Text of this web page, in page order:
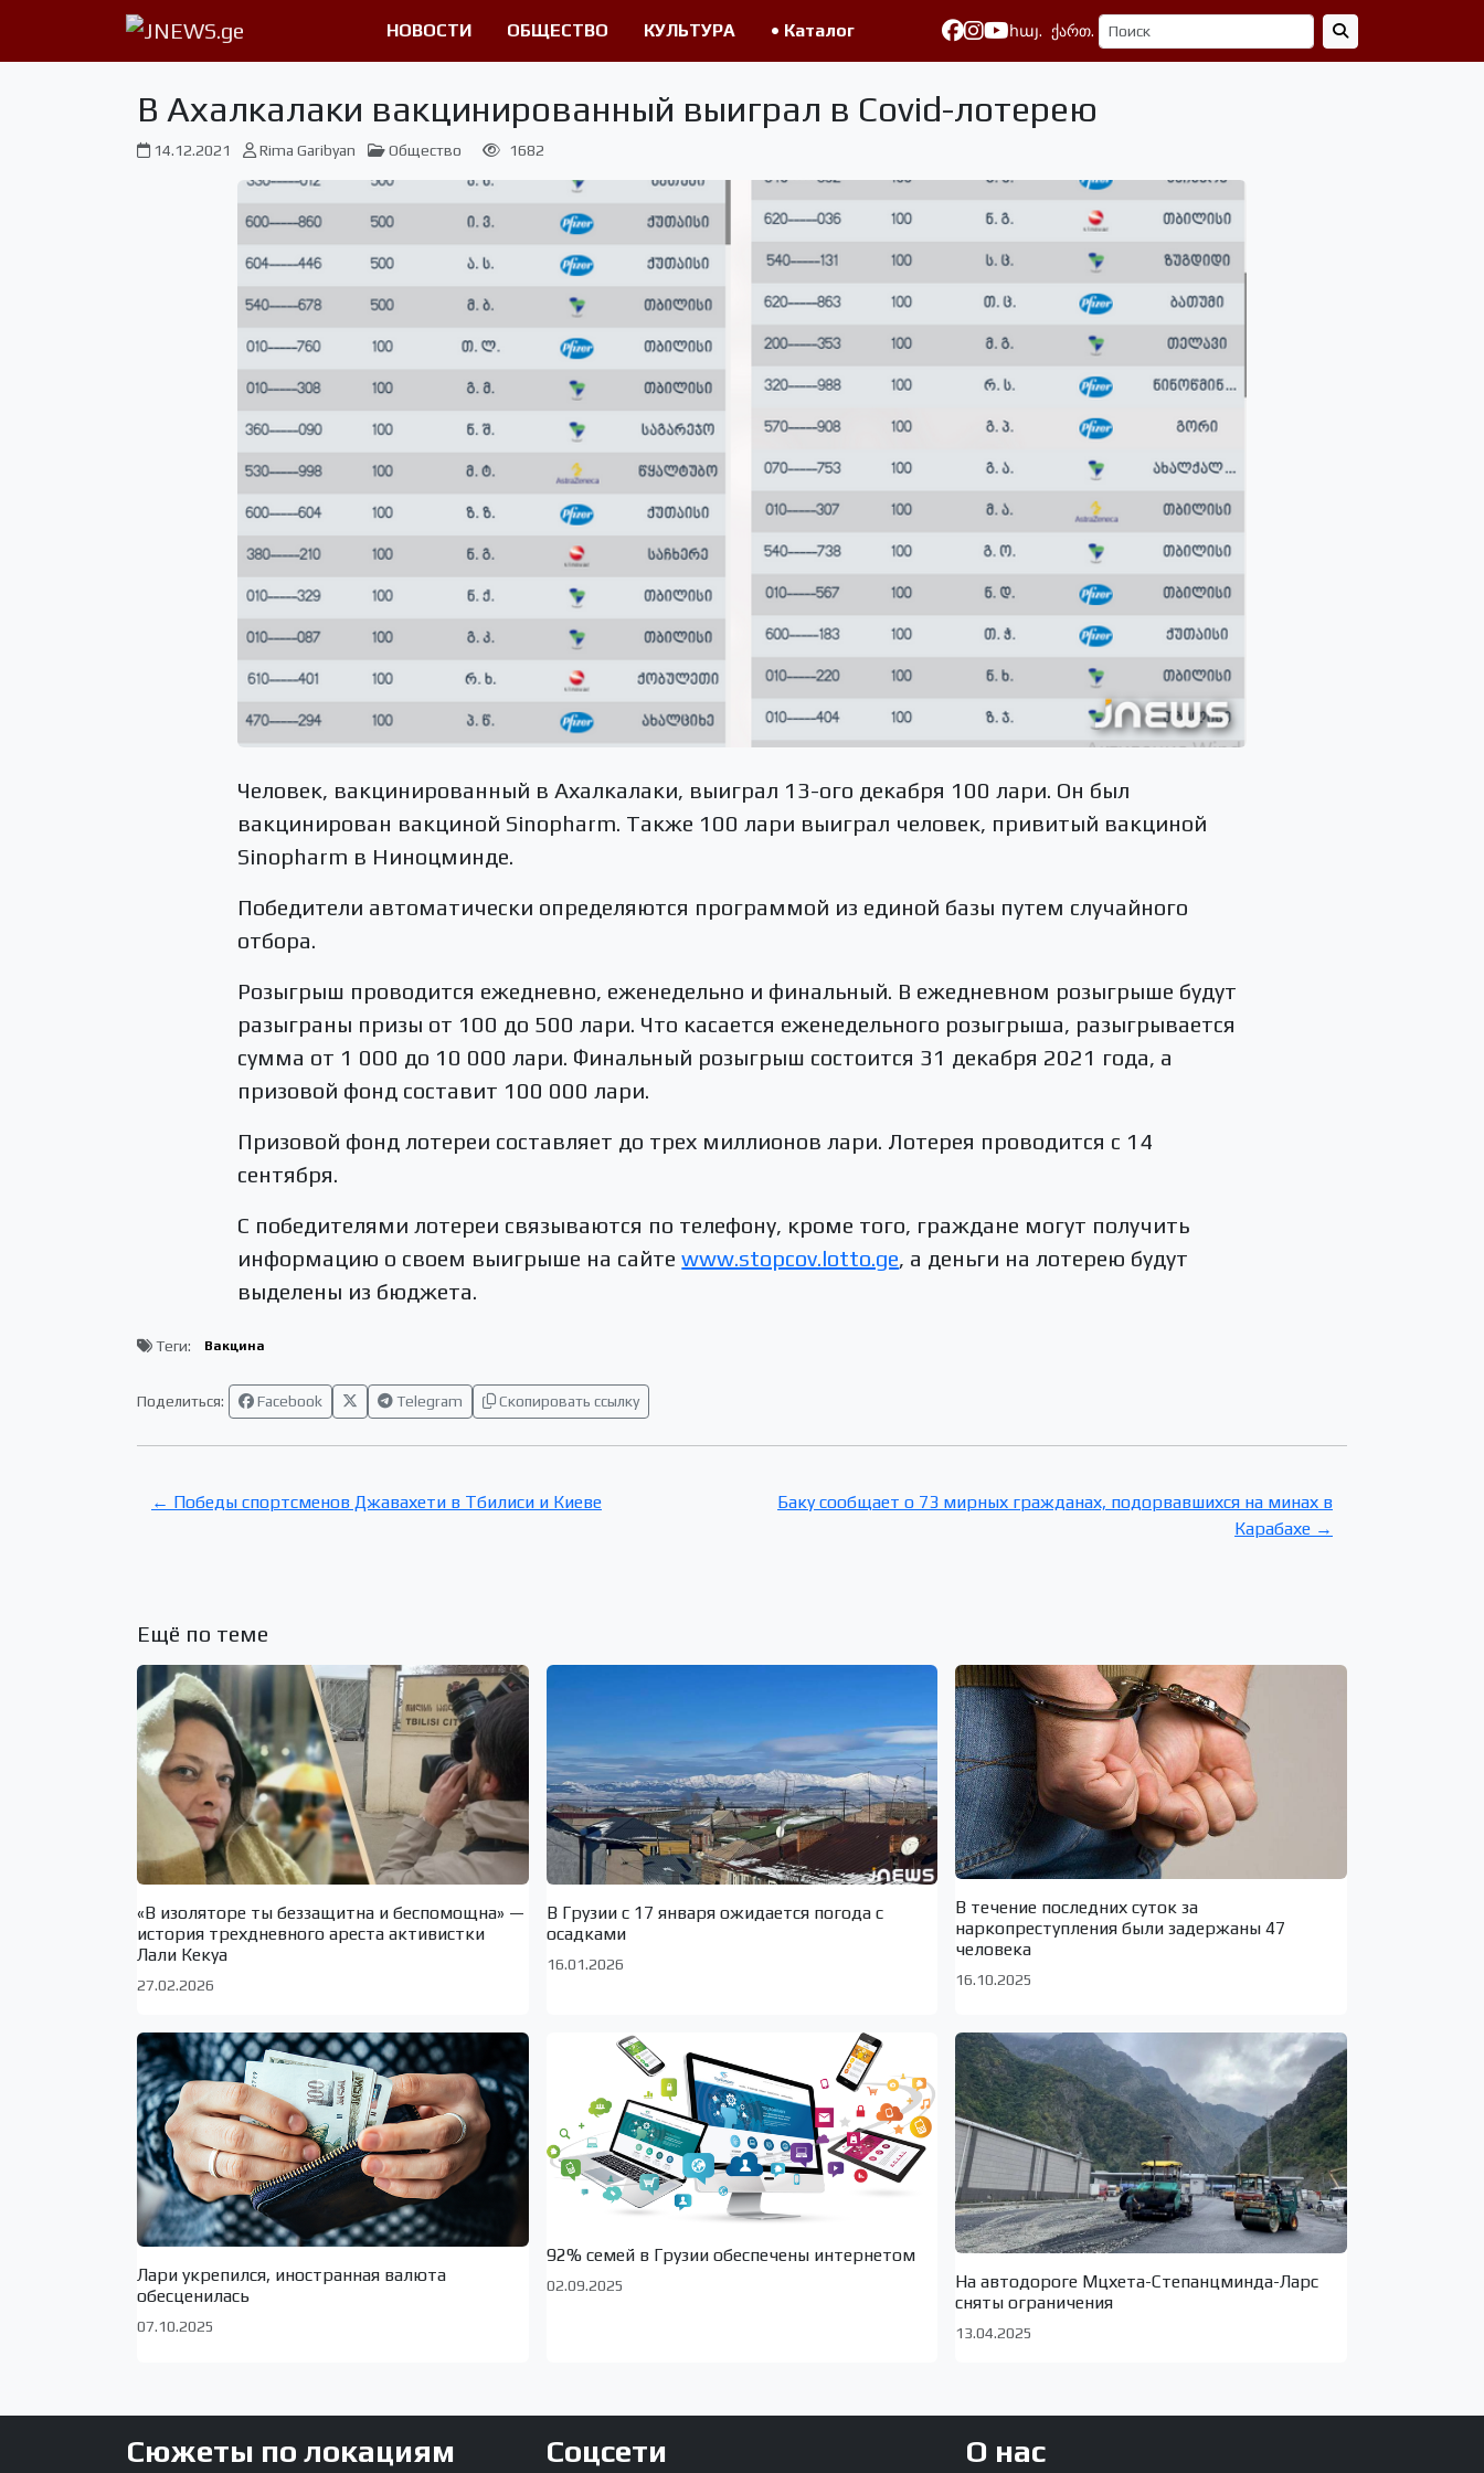
НОВОСТИ ОБЩЕСТВО КУЛЬТУРА • Каталог հայ. ქართ.
В Ахалкалаки вакцинированный выиграл в Covid-лотерею
14.12.2021 Rima Garibyan Общество 1682
Человек, вакцинированный в Ахалкалаки, выиграл 13-ого декабря 100 лари. Он был
вакцинирован вакциной Sinopharm. Также 100 лари выиграл человек, привитый вакциной
Sinopharm в Ниноцминде.
Победители автоматически определяются программой из единой базы путем случайного
отбора.
Розыгрыш проводится ежедневно, еженедельно и финальный. В ежедневном розыгрыше будут
разыграны призы от 100 до 500 лари. Что касается еженедельного розыгрыша, разыгрывается
сумма от 1 000 до 10 000 лари. Финальный розыгрыш состоится 31 декабря 2021 года, а
призовой фонд составит 100 000 лари.
Призовой фонд лотереи составляет до трех миллионов лари. Лотерея проводится с 14
сентября.
С победителями лотереи связываются по телефону, кроме того, граждане могут получить
информацию о своем выигрыше на сайтеwww.stopcov.lotto.ge, а деньги на лотерею будут
выделены из бюджета.
Теги: Вакцина
Поделиться: Facebook Telegram Скопировать ссылку
← Победы спортсменов Джавахети в Тбилиси и Киеве
Баку сообщает о 73 мирных гражданах, подорвавшихся на минах в
Карабахе →
Ещё по теме
«В изоляторе ты беззащитна и беспомощна» —
история трехдневного ареста активистки
Лали Кекуа
27.02.2026
В Грузии с 17 января ожидается погода с
осадками
16.01.2026
В течение последних суток за
наркопреступления были задержаны 47
человека
16.10.2025
Лари укрепился, иностранная валюта
обесценилась
07.10.2025
92% семей в Грузии обеспечены интернетом
02.09.2025
На автодороге Мцхета-Степанцминда-Ларс
сняты ограничения
13.04.2025
Сюжеты по локациям Соцсети О нас